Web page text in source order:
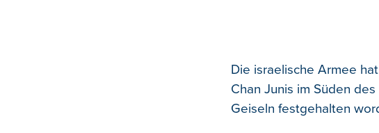
Die israelische Armee
Chan Junis im Süden
Geiseln festgehalten